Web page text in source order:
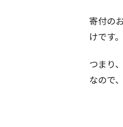
寄付の
けです。
つまり
なので